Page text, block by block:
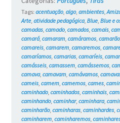
Tags: acentuação, algo, ambientes,
Arte, atividade pedagógica, Blue, Blue e
camadas, camado, camados, camais,
camará, camaram, camáramos, camarão,
camareis, camarem, camaremos,
camaríamos, camarias, camaríeis,
camásseis, camassem, camássemos,
camava, camavam, camávamos,
cameis, camem, camemos, cames,
caminhado, caminhados, caminhais,
caminhando, caminhar, caminhara,
caminharão, caminharas, caminhardes,
caminharem, caminharemos,